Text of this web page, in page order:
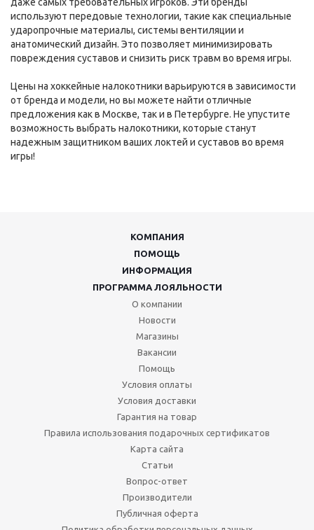
используют передовые технологии, такие как специальные
ударопрочные материалы, системы вентиляции и
анатомический дизайн. Это позволяет минимизировать
повреждения суставов и снизить риск травм во время игры.
Цены на хоккейные налокотники варьируются в зависимости
от бренда и модели, но вы можете найти отличные
предложения как в Москве, так и в Петербурге. Не упустите
возможность выбрать налокотники, которые станут
надежным защитником ваших локтей и суставов во время
игры!
КОМПАНИЯ
ПОМОЩЬ
ИНФОРМАЦИЯ
ПРОГРАММА ЛОЯЛЬНОСТИ
О компании
Новости
Магазины
Вакансии
Помощь
Условия оплаты
Условия доставки
Гарантия на товар
Правила использования подарочных сертификатов
Карта сайта
Статьи
Вопрос-ответ
Производители
Публичная оферта